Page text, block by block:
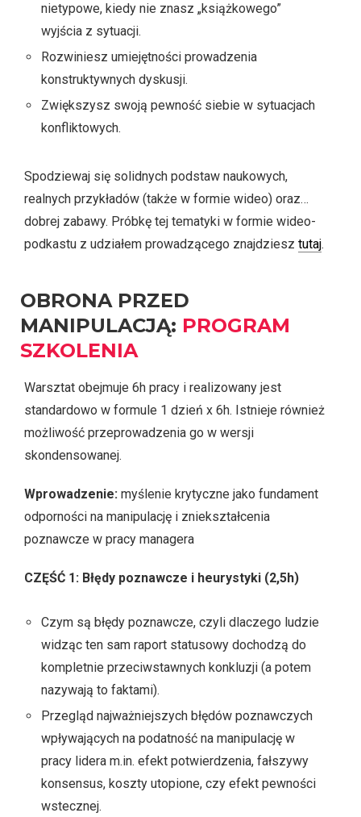
nietypowe, kiedy nie znasz „książkowego”
wyjścia z sytuacji.
Rozwiniesz umiejętności prowadzenia
konstruktywnych dyskusji.
Zwiększysz swoją pewność siebie w sytuacjach
konfliktowych.
Spodziewaj się solidnych podstaw naukowych,
realnych przykładów (także w formie wideo) oraz…
dobrej zabawy. Próbkę tej tematyki w formie wideo-
podkastu z udziałem prowadzącego znajdziesz tutaj.
OBRONA PRZED
MANIPULACJĄ: PROGRAM
SZKOLENIA
Warsztat obejmuje 6h pracy i realizowany jest
standardowo w formule 1 dzień x 6h. Istnieje również
możliwość przeprowadzenia go w wersji
skondensowanej.
Wprowadzenie: myślenie krytyczne jako fundament
odporności na manipulację i zniekształcenia
poznawcze w pracy managera
CZĘŚĆ 1: Błędy poznawcze i heurystyki (2,5h)
Czym są błędy poznawcze, czyli dlaczego ludzie
widząc ten sam raport statusowy dochodzą do
kompletnie przeciwstawnych konkluzji (a potem
nazywają to faktami).
Przegląd najważniejszych błędów poznawczych
wpływających na podatność na manipulację w
pracy lidera m.in. efekt potwierdzenia, fałszywy
konsensus, koszty utopione, czy efekt pewności
wstecznej.